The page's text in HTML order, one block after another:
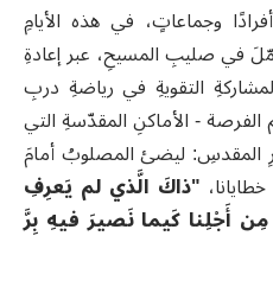
وجماعاتٍ، في هذه الأيامِ
في صليبِ المسيحِ، عبر إعادةِ
التقويةِ في رياضةِ دربِ
- الأماكنِ المقدّسةِ التي
المقدسِ: ليضئ المصلوبُ أمامَ
"ذاكَ الَّذي لم يَعرِفِ
أَجْلِنا كَيما نَصيرَ فيهِ بِرَّ